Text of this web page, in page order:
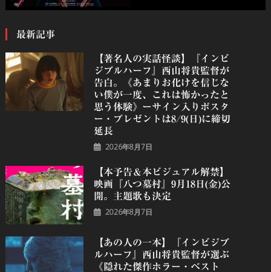
最新記事
【著名人の実話怪談】『インビ
ジブルハーフ』⻄⼭将貴監督が
告白。《あまりお化けを信じな
い僕が一度、これは怖かったと
思う体験》ーサイン入りポスタ
ー・プレゼントは8/9(日)に締切
延長
2026年8月7日
【本予告＆本ビジュアル解禁】
映画『八つ墓村』9月18日(金)公
開。主題歌も決定
2026年8月7日
【あの人の一本】『インビジブ
ルハーフ』⻄⼭将貴監督が選ぶ
《隠れた傑作ホラー・ベスト